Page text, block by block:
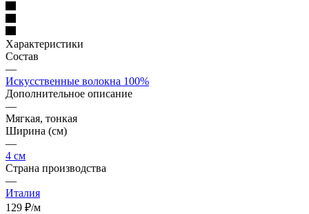
Характеристики
Состав
—
Искусственные волокна 100%
Дополнительное описание
—
Мягкая, тонкая
Ширина (см)
—
4 см
Страна производства
—
Италия
129 ₽/м